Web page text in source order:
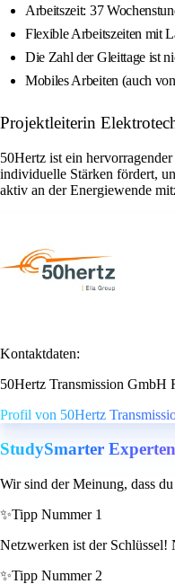
Arbeitszeit: 37
Flexible Arbeitszeiten mit
Die Zahl der Gleittage ist
Mobiles Arbeiten (auch
Projektleiterin
50Hertz ist ein
individuelle Stärken fördert,
aktiv an der Energiewende
Kontaktdaten:
50Hertz Transmission GmbH
Profil von 50Hertz
StudySmarter
Wir sind der Meinung, dass
✨Tipp Nummer 1
Netzwerken ist der Schlüssel!
✨Tipp Nummer 2